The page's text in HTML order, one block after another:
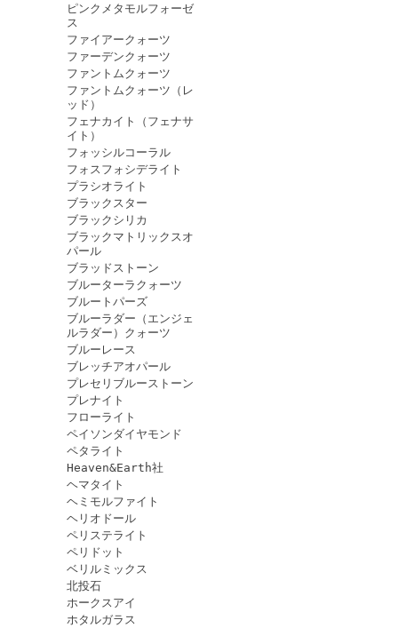
ピンクメタモルフォーゼ
ス
ファイアークォーツ
ファーデンクォーツ
ファントムクォーツ
ファントムクォーツ（レ
ッド）
フェナカイト（フェナサ
イト）
フォッシルコーラル
フォスフォシデライト
プラシオライト
ブラックスター
ブラックシリカ
ブラックマトリックスオ
パール
ブラッドストーン
ブルーターラクォーツ
ブルートパーズ
ブルーラダー（エンジェ
ルラダー）クォーツ
ブルーレース
ブレッチアオパール
プレセリブルーストーン
プレナイト
フローライト
ペイソンダイヤモンド
ペタライト
Heaven&Earth社
ヘマタイト
ヘミモルファイト
ヘリオドール
ペリステライト
ペリドット
ベリルミックス
北投石
ホークスアイ
ホタルガラス